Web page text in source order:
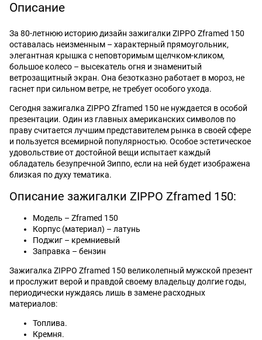
Описание
За 80-летнюю историю дизайн зажигалки ZIPPO Zframed 150
оставалась неизменным – характерный прямоугольник,
элегантная крышка с неповторимым щелчком-кликом,
большое колесо – высекатель огня и знаменитый
ветрозащитный экран. Она безотказно работает в мороз, не
гаснет при сильном ветре, не требует особого ухода.
Сегодня зажигалка ZIPPO Zframed 150 не нуждается в особой
презентации. Один из главных американских символов по
праву считается лучшим представителем рынка в своей сфере
и пользуется всемирной популярностью. Особое эстетическое
удовольствие от достойной вещи испытает каждый
обладатель безупречной Зиппо, если на ней будет изображена
близкая по духу тематика.
Описание зажигалки ZIPPO Zframed 150:
Модель – Zframed 150
Корпус (материал) – латунь
Поджиг – кремниевый
Заправка – бензин
Зажигалка ZIPPO Zframed 150 великолепный мужской презент
и прослужит верой и правдой своему владельцу долгие годы,
периодически нуждаясь лишь в замене расходных
материалов:
Топлива.
Кремня.